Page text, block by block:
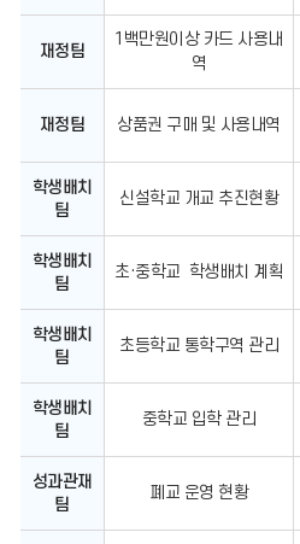
재정팀
1백만원이상 카드 사용내
역
재정팀 상품권 구매 및 사용내역
학생배치
팀
신설학교 개교 추진현황
학생배치
팀
초·중학교 학생배치 계획
학생배치
팀
초등학교 통학구역 관리
학생배치
팀
중학교 입학 관리
성과관재
팀
폐교 운영 현황